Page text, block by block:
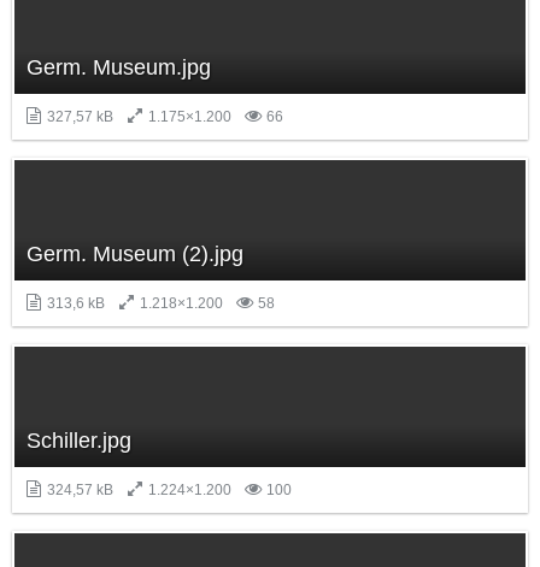
Germ. Museum.jpg
327,57 kB 1.175×1.200 66
Germ. Museum (2).jpg
313,6 kB 1.218×1.200 58
Schiller.jpg
324,57 kB 1.224×1.200 100